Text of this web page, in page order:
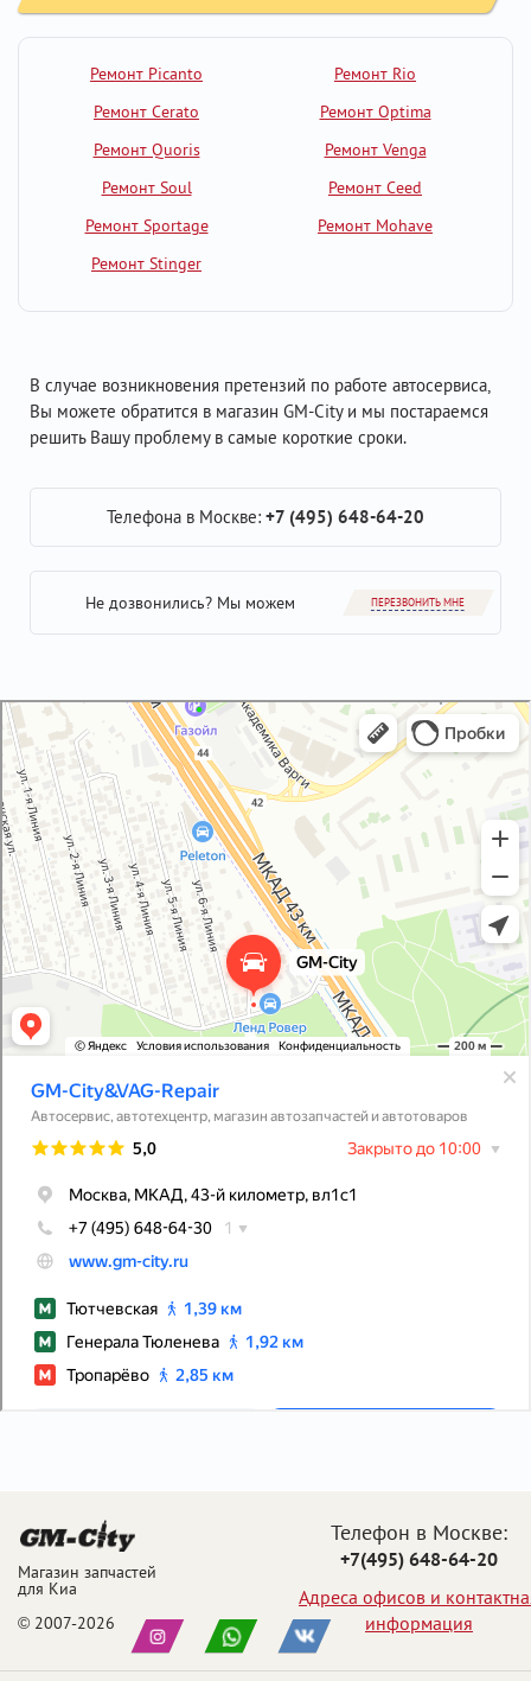
Ремонт Picanto
Ремонт Rio
Ремонт Cerato
Ремонт Optima
Ремонт Quoris
Ремонт Venga
Ремонт Soul
Ремонт Ceed
Ремонт Sportage
Ремонт Mohave
Ремонт Stinger
В случае возникновения претензий по работе автосервиса,
Вы можете обратится в магазин GM-City и мы постараемся
решить Вашу проблему в самые короткие сроки.
Телефона в Москве: +7 (495) 648-64-20
Не дозвонились? Мы можем ПЕРЕЗВОНИТЬ МНЕ
GM-City&VAG-Repair
Автосервис, автотехцентр в Москве
Магазин автозапчастей и автотоваров в Москве
Магазин запчастей
для Киа
© 2007-2026
Телефон в Москве:
+7(495) 648-64-20
Адреса офисов и
информация